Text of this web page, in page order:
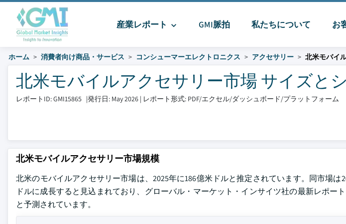
産業レポート GMI脈拍 私たちについて お
ホーム 消費者向け商品・サービス コンシューマーエレクトロニクス アクセサリー 北米モバイ
北米モバイルアクセサリー市場 サイズと
レポートID: GMI15865 |発行日: May 2026 | レポート形式: PDF/エクセル/ダッシュボード/プラットフォーム
北米モバイルアクセサリー市場規模
北米のモバイルアクセサリー市場は、2025年に186億米ドルと推定されています。同市場は
ドルに成長すると見込まれており、グローバル・マーケット・インサイツ社の最新レポー
と予測されています。